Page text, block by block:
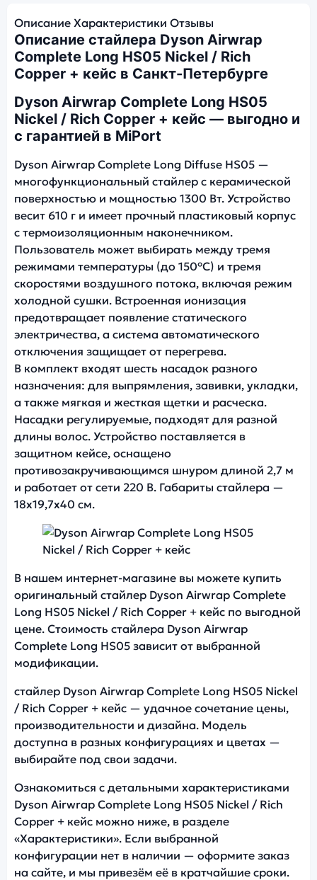
Описание Характеристики Отзывы
Описание стайлера Dyson Airwrap
Complete Long HS05 Nickel / Rich
Copper + кейс в Санкт-Петербурге
Dyson Airwrap Complete Long HS05
Nickel / Rich Copper + кейс — выгодно и
с гарантией в MiPort
Dyson Airwrap Complete Long Diffuse HS05 —
многофункциональный стайлер с керамической
поверхностью и мощностью 1300 Вт. Устройство
весит 610 г и имеет прочный пластиковый корпус
с термоизоляционным наконечником.
Пользователь может выбирать между тремя
режимами температуры (до 150°С) и тремя
скоростями воздушного потока, включая режим
холодной сушки. Встроенная ионизация
предотвращает появление статического
электричества, а система автоматического
отключения защищает от перегрева.
В комплект входят шесть насадок разного
назначения: для выпрямления, завивки, укладки,
а также мягкая и жесткая щетки и расческа.
Насадки регулируемые, подходят для разной
длины волос. Устройство поставляется в
защитном кейсе, оснащено
противозакручивающимся шнуром длиной 2,7 м
и работает от сети 220 В. Габариты стайлера —
18х19,7х40 см.
В нашем интернет-магазине вы можете купить
оригинальный стайлер Dyson Airwrap Complete
Long HS05 Nickel / Rich Copper + кейс по выгодной
цене. Стоимость стайлера Dyson Airwrap
Complete Long HS05 зависит от выбранной
модификации.
стайлер Dyson Airwrap Complete Long HS05 Nickel
/ Rich Copper + кейс — удачное сочетание цены,
производительности и дизайна. Модель
доступна в разных конфигурациях и цветах —
выбирайте под свои задачи.
Ознакомиться с детальными характеристиками
Dyson Airwrap Complete Long HS05 Nickel / Rich
Copper + кейс можно ниже, в разделе
«Характеристики». Если выбранной
конфигурации нет в наличии — оформите заказ
на сайте, и мы привезём её в кратчайшие сроки.